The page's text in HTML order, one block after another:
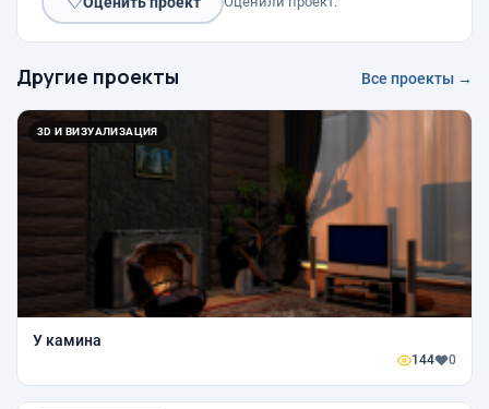
Другие проекты Все проекты →
3D И ВИЗУАЛИЗАЦИЯ
У камина
144 0